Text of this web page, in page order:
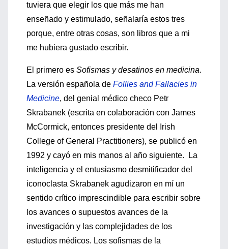
tuviera que elegir los que más me han
enseñado y estimulado, señalaría estos tres
porque, entre otras cosas, son libros que a mi
me hubiera gustado escribir.
El primero es Sofismas y desatinos en medicina.
La versión española de Follies and Fallacies in
Medicine, del genial médico checo Petr
Skrabanek (escrita en colaboración con James
McCormick, entonces presidente del Irish
College of General Practitioners), se publicó en
1992 y cayó en mis manos al año siguiente. La
inteligencia y el entusiasmo desmitificador del
iconoclasta Skrabanek agudizaron en mí un
sentido crítico imprescindible para escribir sobre
los avances o supuestos avances de la
investigación y las complejidades de los
estudios médicos. Los sofismas de la